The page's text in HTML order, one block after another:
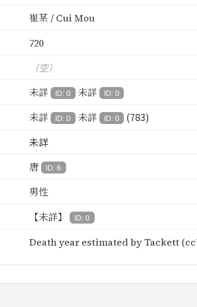
崔某 / Cui Mou
720
（空）
未詳 ID: 0 未詳 ID: 0
未詳 ID: 0 未詳 ID: 0
(783)
未詳
唐 ID: 6
男性
【未詳】 ID: 0
Death year estimated by Tackett